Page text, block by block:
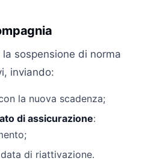
sospensione di norma
inviando:
la nuova scadenza;
di assicurazione:
di riattivazione.